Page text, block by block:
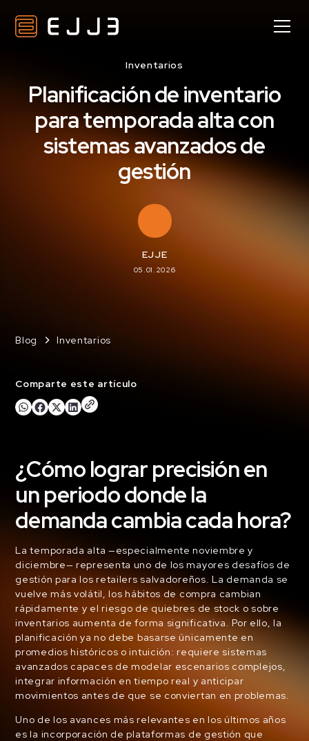
Inventarios
Planificación de inventario
para temporada alta con
sistemas avanzados de
gestión
EJJE
05.01.2026
Blog Inventarios
Comparte este artículo
¿Cómo lograr precisión en
un periodo donde la
demanda cambia cada hora?
La temporada alta —especialmente noviembre y
diciembre— representa uno de los mayores desafíos de
gestión para los retailers salvadoreños. La demanda se
vuelve más volátil, los hábitos de compra cambian
rápidamente y el riesgo de quiebres de stock o sobre
inventarios aumenta de forma significativa. Por ello, la
planificación ya no debe basarse únicamente en
promedios históricos o intuición: requiere sistemas
avanzados capaces de modelar escenarios complejos,
integrar información en tiempo real y anticipar
movimientos antes de que se conviertan en problemas.
Uno de los avances más relevantes en los últimos años
es la incorporación de plataformas de gestión que